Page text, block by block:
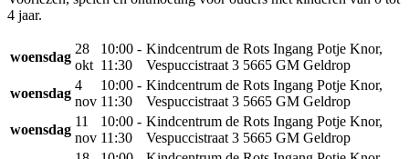
4 jaar.
woensdag
28
okt
10:00 -
11:30
Kindcentrum de Rots Ingang Potje Knor,
Vespuccistraat 3 5665 GM Geldrop
woensdag
4
nov
10:00 -
11:30
Kindcentrum de Rots Ingang Potje Knor,
Vespuccistraat 3 5665 GM Geldrop
woensdag
11
nov
10:00 -
11:30
Kindcentrum de Rots Ingang Potje Knor,
Vespuccistraat 3 5665 GM Geldrop